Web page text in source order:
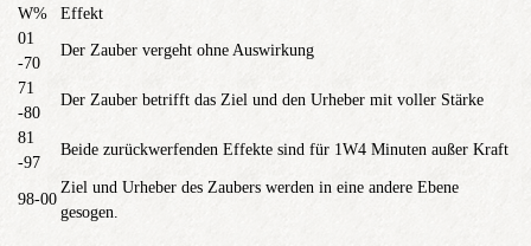
W%
Effekt
01
-70
Der Zauber vergeht ohne Auswirkung
71
-80
Der Zauber betrifft das Ziel und den Urheber mit voller Stärke
81
-97
Beide zurückwerfenden Effekte sind für 1W4 Minuten außer Kraft
98-00
Ziel und Urheber des Zaubers werden in eine andere Ebene
gesogen.